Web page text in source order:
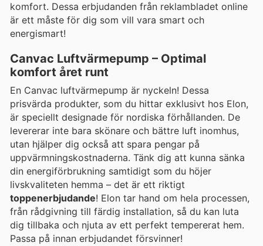
komfort. Dessa erbjudanden från reklambladet online
är ett måste för dig som vill vara smart och
energismart!
Canvac Luftvärmepump – Optimal
komfort året runt
En Canvac luftvärmepump är nyckeln! Dessa
prisvärda produkter, som du hittar exklusivt hos Elon,
är speciellt designade för nordiska förhållanden. De
levererar inte bara skönare och bättre luft inomhus,
utan hjälper dig också att spara pengar på
uppvärmningskostnaderna. Tänk dig att kunna sänka
din energiförbrukning samtidigt som du höjer
livskvaliteten hemma – det är ett riktigt
toppenerbjudande! Elon tar hand om hela processen,
från rådgivning till färdig installation, så du kan luta
dig tillbaka och njuta av ett perfekt tempererat hem.
Passa på innan erbjudandet försvinner!